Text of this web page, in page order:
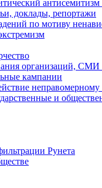
доклады, репортажи
по мотиву
организаций, СМИ
кампании
неправомерному
и
Рунета